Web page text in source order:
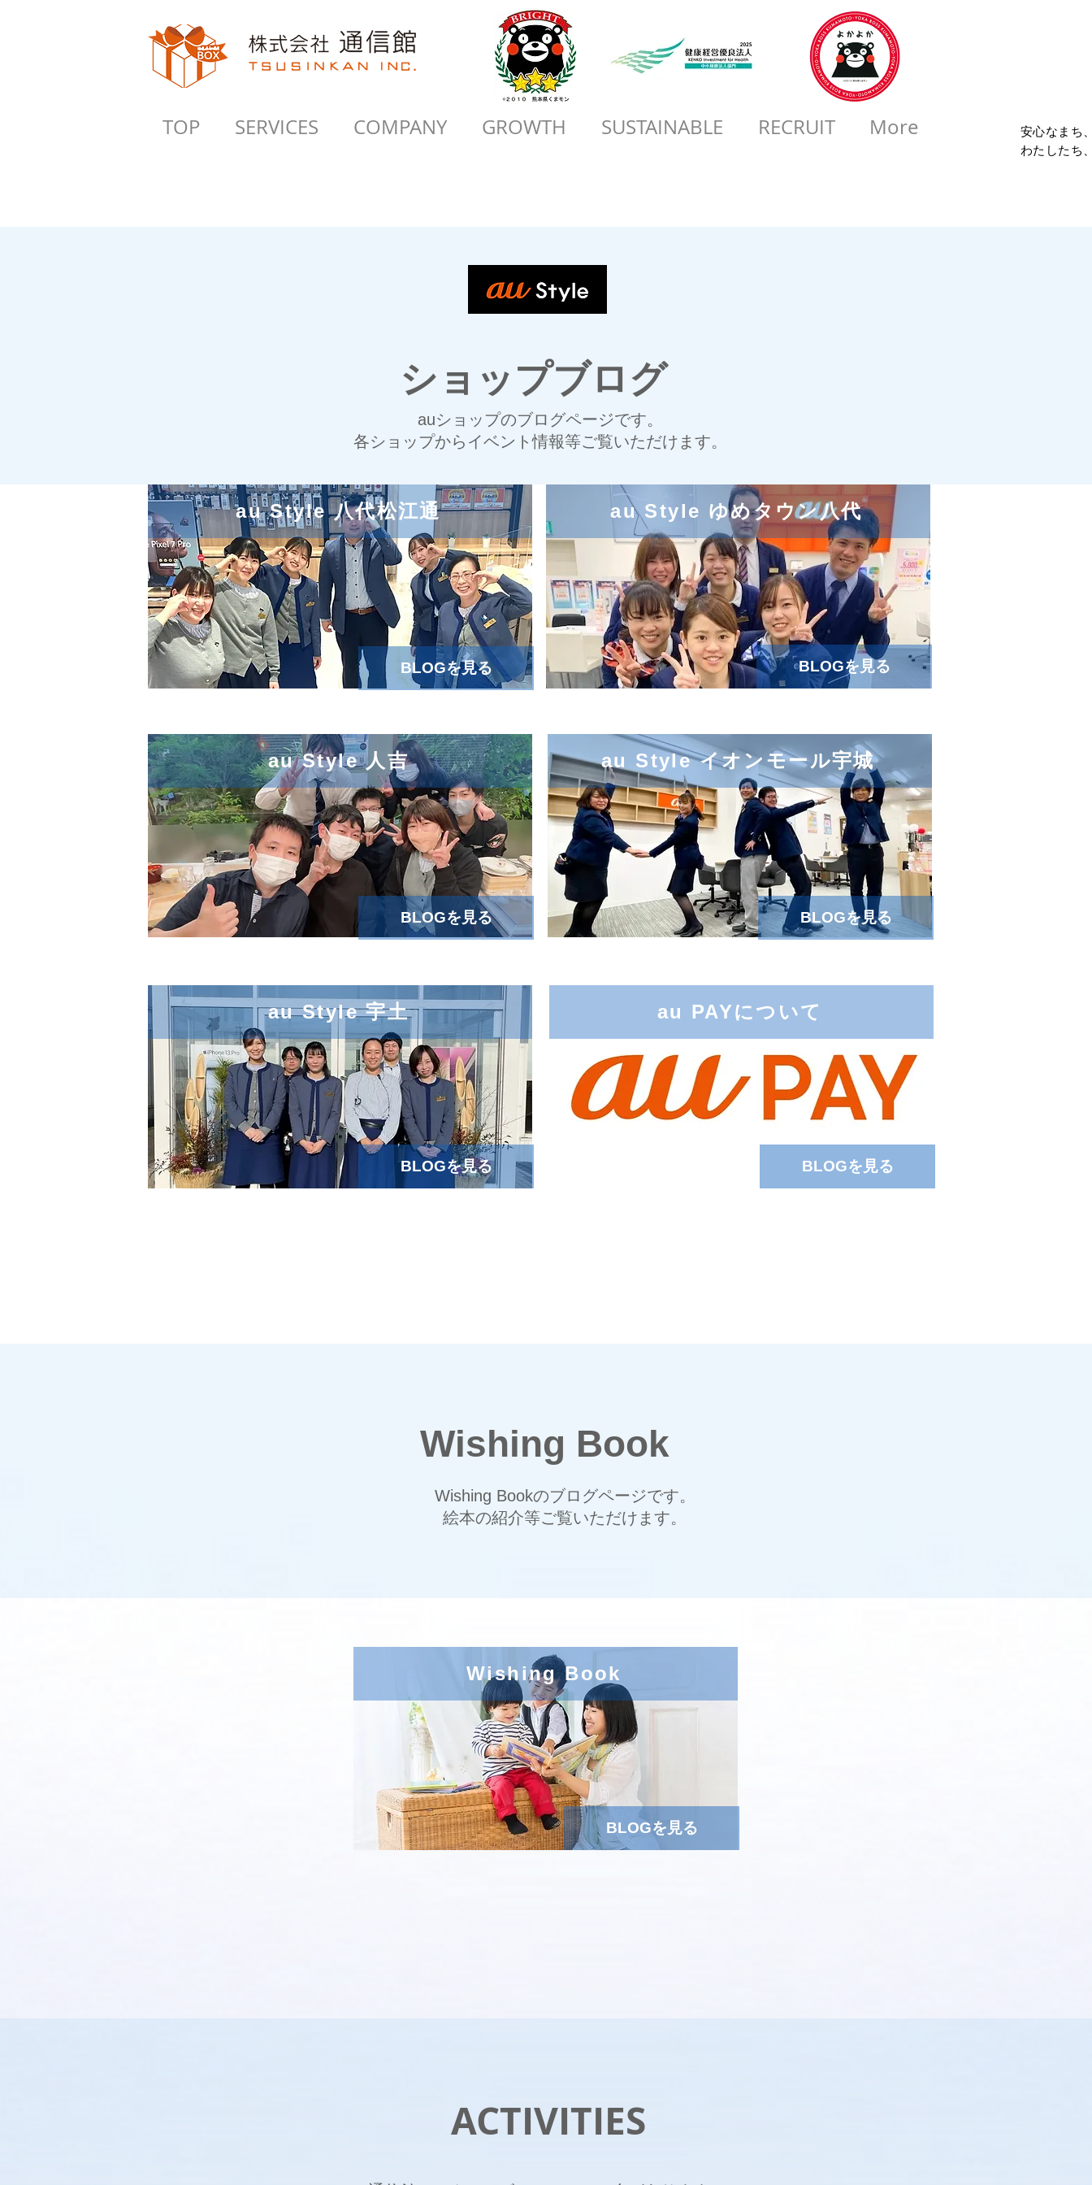
TOP SERVICES COMPANY GROWTH SUSTAINABLE RECRUIT More
安心なまち
わたしたち
ショップブログ
auショップのブログページです。
各ショップからイベント情報等ご覧いただけます。
BLOGを見る
au Style 八代松江通
BLOGを見る
au Style ゆめタウン八代
BLOGを見る
au Style 人吉
BLOGを見る
au Style 宇土
BLOGを見る
au Style イオンモール宇城
BLOGを見る
au PAYについて
Wishing Book
Wishing Bookのブログページです。
絵本の紹介等ご覧いただけます。
BLOGを見る
Wishing Book
ACTIVITIES